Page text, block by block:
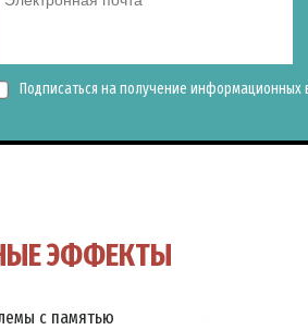
Подписаться на получение
ЭФФЕКТЫ
с памятью